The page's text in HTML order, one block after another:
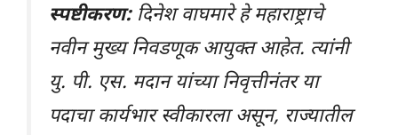
स्पष्टीकरण:दिनेश वाघमारे हे महाराष्ट्राचे
नवीन मुख्य निवडणूक आयुक्त आहेत. त्यांनी
यु. पी. एस. मदान यांच्या निवृत्तीनंतर या
पदाचा कार्यभार स्वीकारला असून, राज्यातील